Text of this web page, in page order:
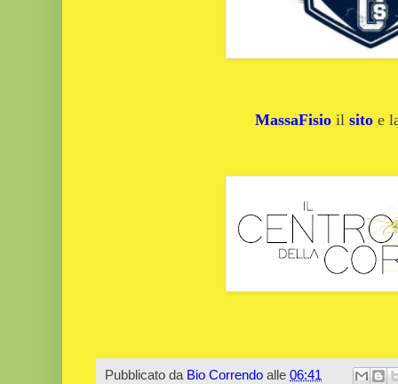
MassaFisio il sito e
Pubblicato da Bio Correndo alle 06:41